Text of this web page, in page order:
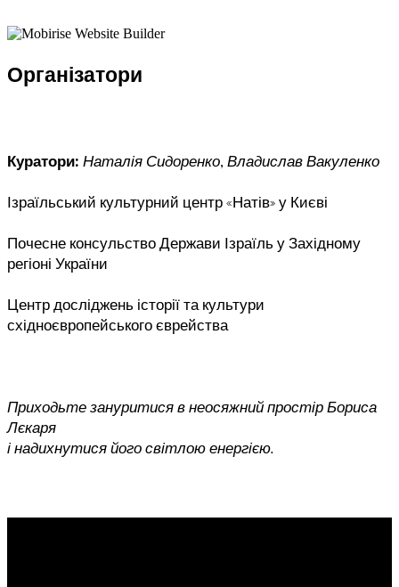
Організатори
Куратори: Наталія Сидоренко, Владислав Вакуленко
Ізраїльський культурний центр «Натів» у Києві
Почесне консульство Держави Ізраїль у Західному
регіоні України
Центр досліджень історії та культури
східноєвропейського єврейства
Приходьте зануритися в неосяжний простір Бориса
Лєкаря
і надихнутися його світлою енергією.